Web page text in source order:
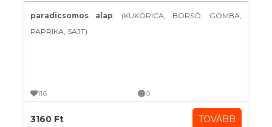
paradicsomos alap, (KUKORICA, BORSÓ, GOMBA,
PAPRIKA, SAJT)
116 0
3160 Ft TOVÁBB